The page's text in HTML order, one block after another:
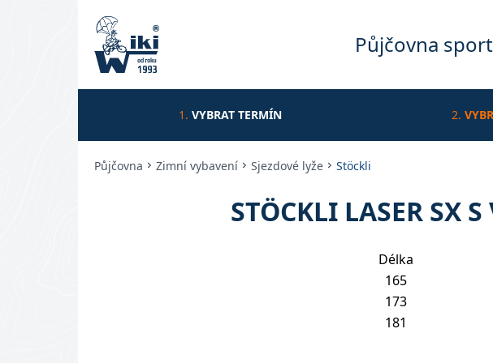
Půjčovna
1. VYBRAT TERMÍN 2.
Půjčovna Zimní vybavení Sjezdové lyže Stöckli
STÖCKLI LASER SX
Délka
165
173
181